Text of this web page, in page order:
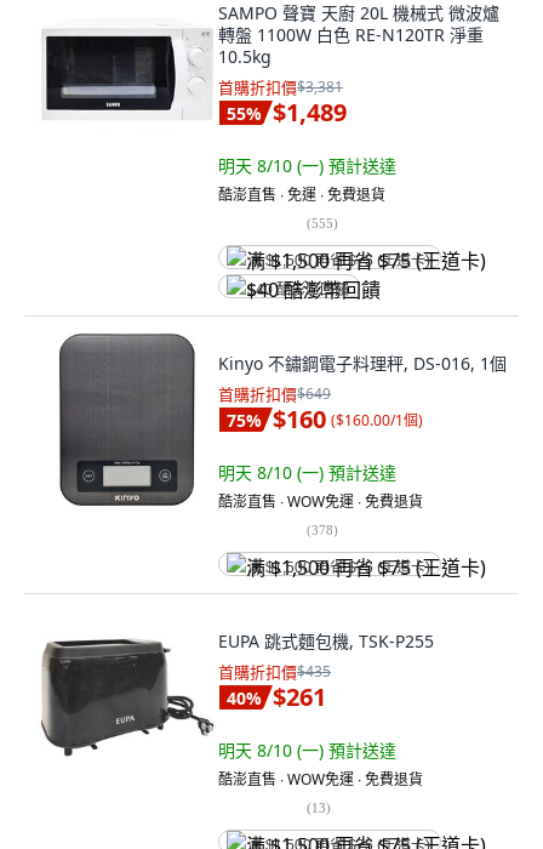
SAMPO 聲寶 天廚 20L 機械式 微波爐
轉盤 1100W 白色 RE-N120TR 淨重
10.5kg
首購折扣價$3,381
55% $1,489
明天 8/10 (一) 預計送達
酷澎直售 ∙ 免運 ∙ 免費退貨
(555)
满 $1,500 再省 $75 (王道卡)
$40 酷澎幣回饋
Kinyo 不鏽鋼電子料理秤, DS-016, 1個
首購折扣價$649
75% $160 ($160.00/1個)
明天 8/10 (一) 預計送達
酷澎直售 ∙ WOW免運 ∙ 免費退貨
(378)
满 $1,500 再省 $75 (王道卡)
EUPA 跳式麵包機, TSK-P255
首購折扣價$435
40% $261
明天 8/10 (一) 預計送達
酷澎直售 ∙ WOW免運 ∙ 免費退貨
(13)
满 $1,500 再省 $75 (王道卡)